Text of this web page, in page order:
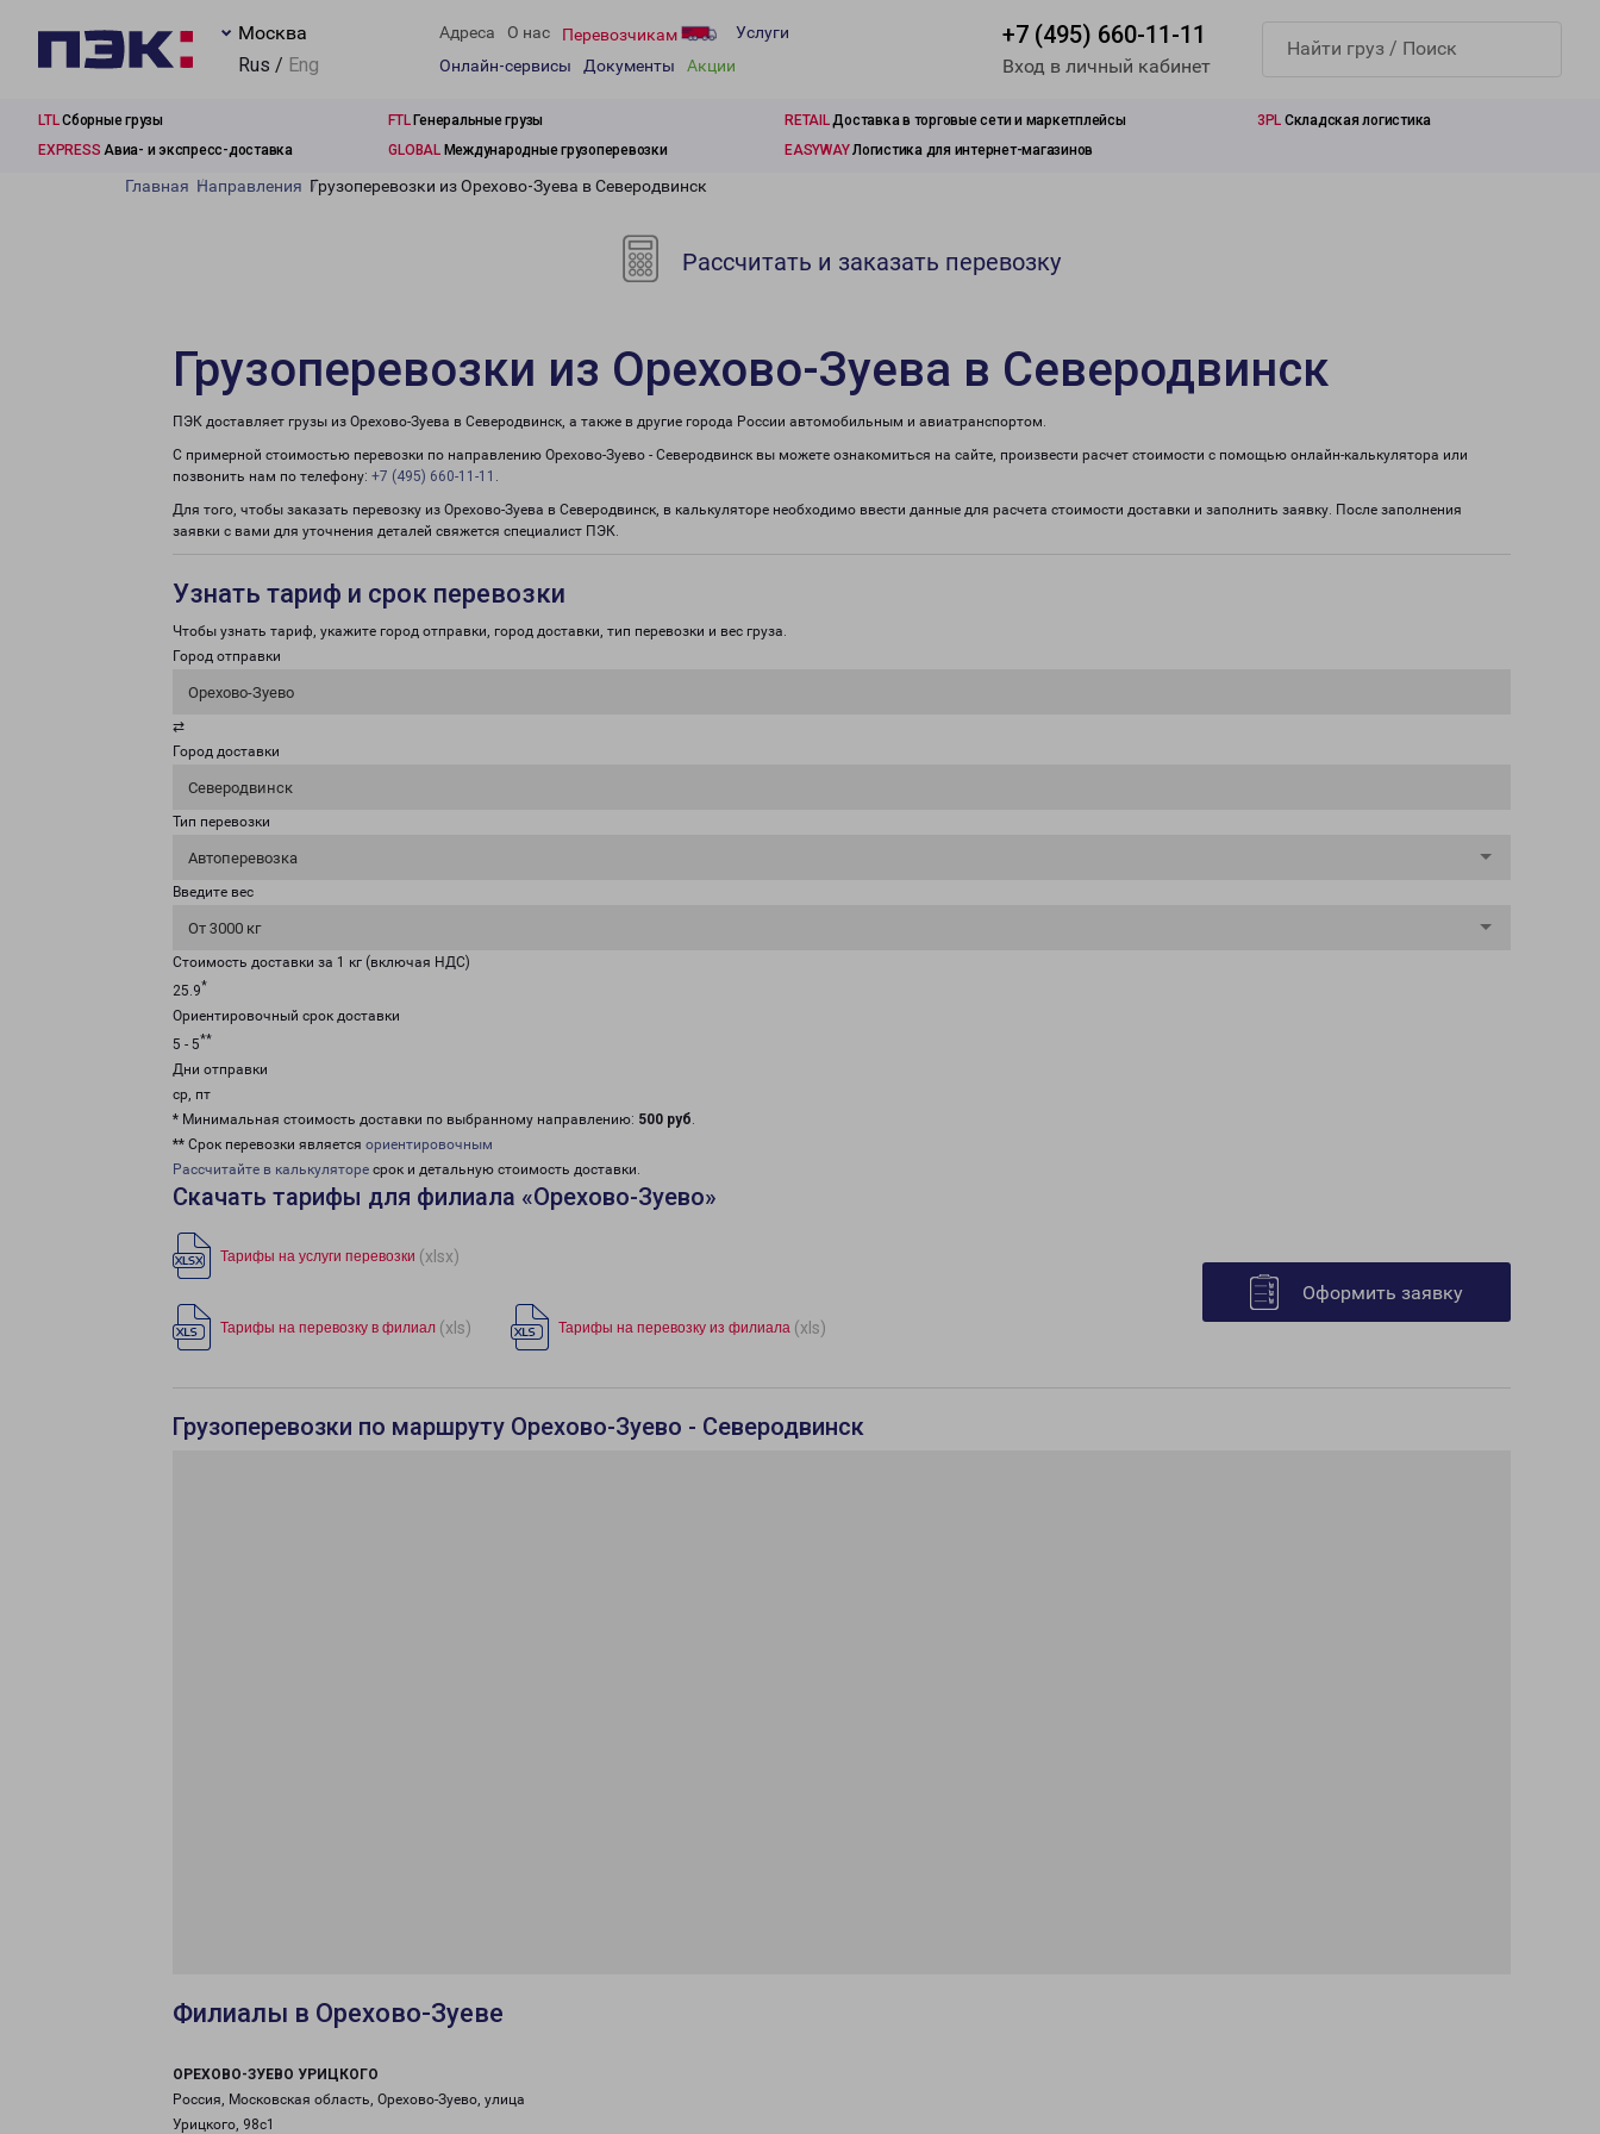
Москва
Rus / Eng
Адреса О нас Перевозчикам
Услуги
Онлайн-сервисы
Документы Акции
+7 (495) 660-11-11
Вход в личный кабинет
LTLСборные грузы FTLГенеральные грузы RETAILДоставка в торговые сети и маркетплейсы 3PL Складская логистика
EXPRESS Авиа- и экспресс-доставка GLOBALМеждународные грузоперевозки EASYWAYЛогистика для интернет-магазинов
Главная Направления Грузоперевозки из Орехово-Зуева в Северодвинск
Рассчитать и заказать перевозку
Грузоперевозки из Орехово-Зуева в Северодвинск
ПЭК доставляет грузы из Орехово-Зуева в Северодвинск, а также в другие города России автомобильным и авиатранспортом.
С примерной стоимостью перевозки по направлению Орехово-Зуево - Северодвинск вы можете ознакомиться на сайте, произвести расчет стоимости с помощью онлайн-калькулятора или
позвонить нам по телефону: +7 (495) 660-11-11 .
Для того, чтобы заказать перевозку из Орехово-Зуева в Северодвинск, в калькуляторе необходимо ввести данные для расчета стоимости доставки и заполнить заявку. После заполнения
заявки с вами для уточнения деталей свяжется специалист ПЭК.
Узнать тариф и срок перевозки
Чтобы узнать тариф, укажите город отправки, город доставки, тип перевозки и вес груза.
Город отправки
Орехово-Зуево
⇄
Город доставки
Северодвинск
Тип перевозки
Автоперевозка
Введите вес
От 3000 кг
Стоимость доставки за 1 кг (включая НДС)
25.9*
Ориентировочный срок доставки
5 - 5**
Дни отправки
ср, пт
* Минимальная стоимость доставки по выбранному направлению: 500 руб.
** Срок перевозки является ориентировочным
Рассчитайте в калькуляторе срок и детальную стоимость доставки.
Скачать тарифы для филиала «Орехово-Зуево»
Тарифы на услуги перевозки (xlsx)
Тарифы на перевозку в филиал (xls) Тарифы на перевозку из филиала (xls)
Оформить заявку
Грузоперевозки по маршруту Орехово-Зуево - Северодвинск
Филиалы в Орехово-Зуеве
ОРЕХОВО-ЗУЕВО УРИЦКОГО
Россия, Московская область, Орехово-Зуево, улица
Урицкого, 98с1